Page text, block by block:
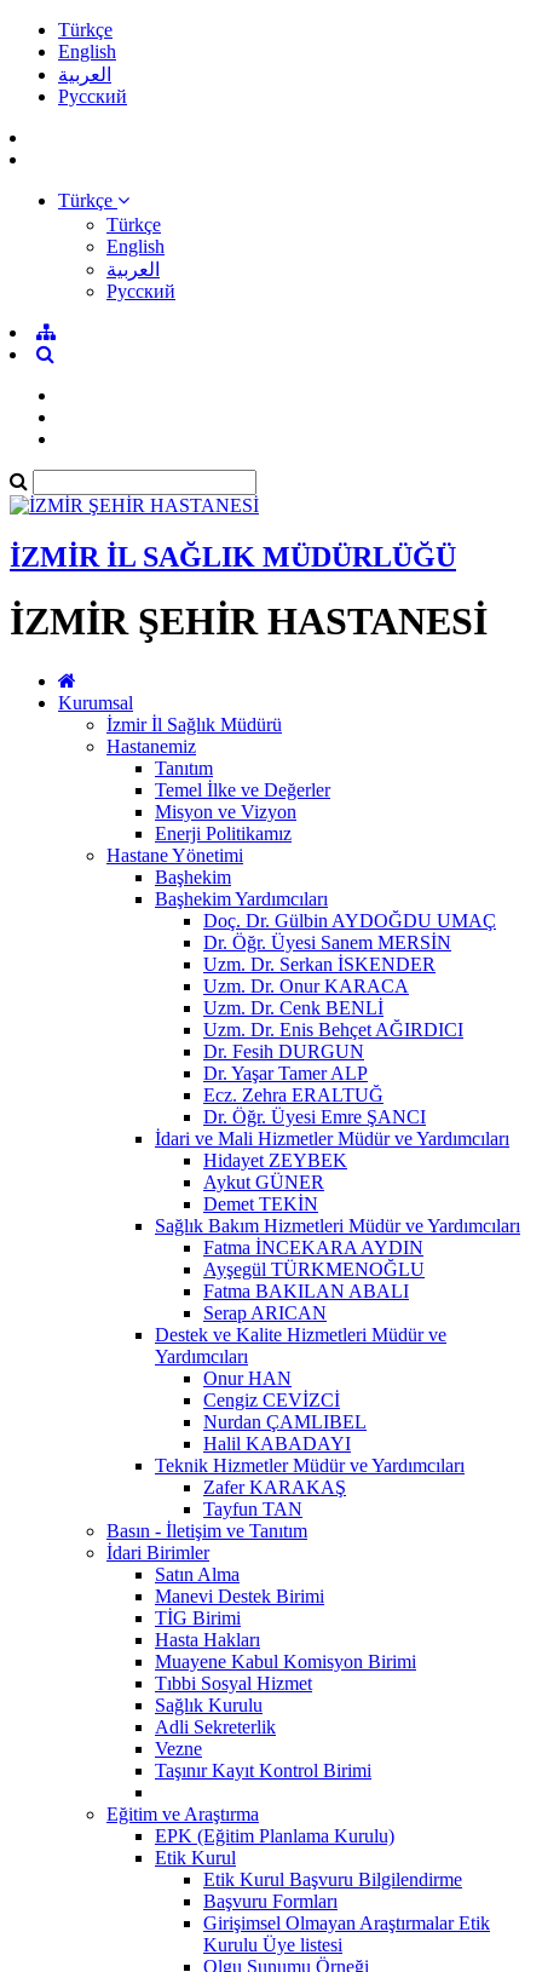
Türkçe
English
العربية
Pусский
Türkçe
Türkçe
English
العربية
Pусский
İZMİR İL SAĞLIK MÜDÜRLÜĞÜ
İZMİR ŞEHİR HASTANESİ
Kurumsal
İzmir İl Sağlık Müdürü
Hastanemiz
Tanıtım
Temel İlke ve Değerler
Misyon ve Vizyon
Enerji Politikamız
Hastane Yönetimi
Başhekim
Başhekim Yardımcıları
Doç. Dr. Gülbin AYDOĞDU UMAÇ
Dr. Öğr. Üyesi Sanem MERSİN
Uzm. Dr. Serkan İSKENDER
Uzm. Dr. Onur KARACA
Uzm. Dr. Cenk BENLİ
Uzm. Dr. Enis Behçet AĞIRDICI
Dr. Fesih DURGUN
Dr. Yaşar Tamer ALP
Ecz. Zehra ERALTUĞ
Dr. Öğr. Üyesi Emre ŞANCI
İdari ve Mali Hizmetler Müdür ve Yardımcıları
Hidayet ZEYBEK
Aykut GÜNER
Demet TEKİN
Sağlık Bakım Hizmetleri Müdür ve Yardımcıları
Fatma İNCEKARA AYDIN
Ayşegül TÜRKMENOĞLU
Fatma BAKILAN ABALI
Serap ARICAN
Destek ve Kalite Hizmetleri Müdür ve
Yardımcıları
Onur HAN
Cengiz CEVİZCİ
Nurdan ÇAMLIBEL
Halil KABADAYI
Teknik Hizmetler Müdür ve Yardımcıları
Zafer KARAKAŞ
Tayfun TAN
Basın - İletişim ve Tanıtım
İdari Birimler
Satın Alma
Manevi Destek Birimi
TİG Birimi
Hasta Hakları
Muayene Kabul Komisyon Birimi
Tıbbi Sosyal Hizmet
Sağlık Kurulu
Adli Sekreterlik
Vezne
Taşınır Kayıt Kontrol Birimi
Eğitim ve Araştırma
EPK (Eğitim Planlama Kurulu)
Etik Kurul
Etik Kurul Başvuru Bilgilendirme
Başvuru Formları
Girişimsel Olmayan Araştırmalar Etik
Kurulu Üye listesi
Olgu Sunumu Örneği